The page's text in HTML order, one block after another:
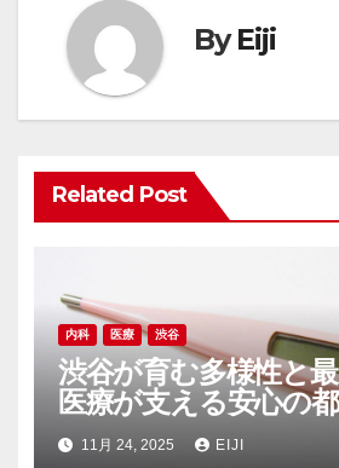
ゲ
ー
シ
ョ
ン
ByEiji
Related Post
内科 医療 渋谷
渋谷が育む多様性と
医療が支える安心の
11月 24, 2025 EIJI